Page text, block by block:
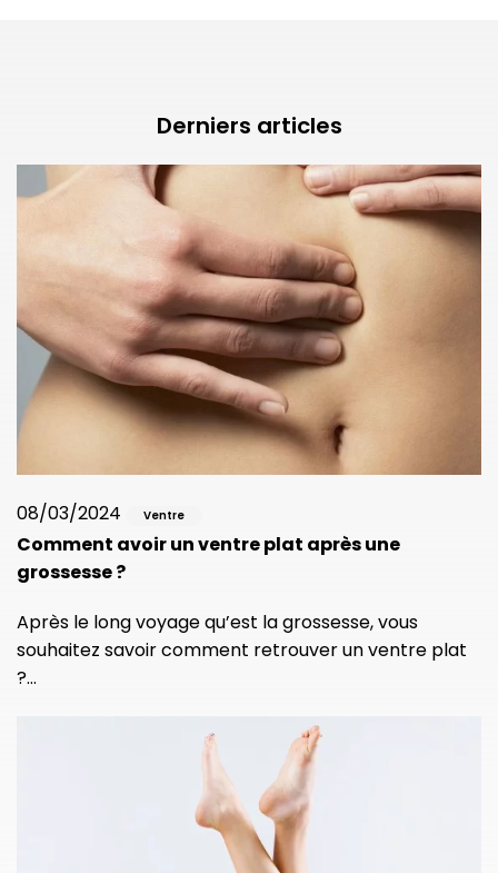
Derniers articles
08/03/2024 Ventre
Comment avoir un ventre plat après une
grossesse ?
Après le long voyage qu’est la grossesse, vous
souhaitez savoir comment retrouver un ventre plat
?…